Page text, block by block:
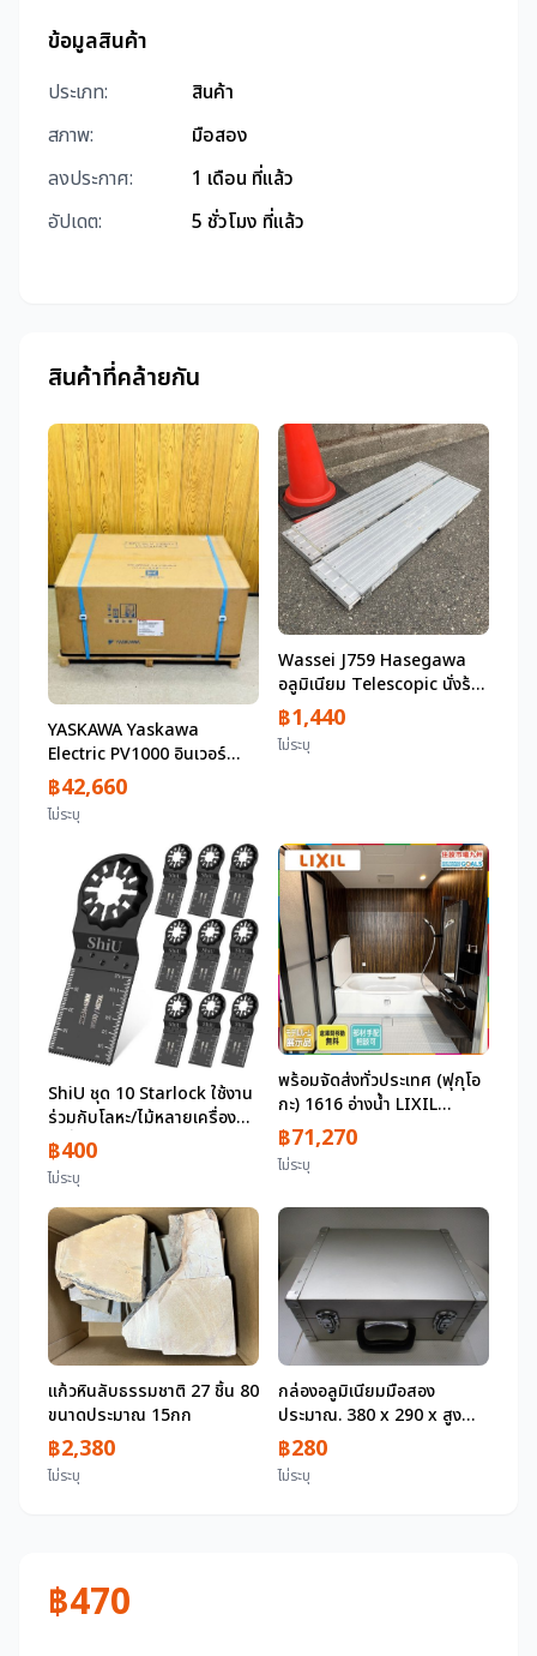
ข้อมูลสินค้า
ประเภท:
สินค้า
สภาพ:
มือสอง
ลงประกาศ:
1 เดือน ที่แล้ว
อัปเดต:
5 ชั่วโมง ที่แล้ว
สินค้าที่คล้ายกัน
YASKAWA Yaskawa
Electric PV1000 อินเวอร์
เตอร์พลังงานแสงอาทิตย์
หมายเลขรุ่น: CEPT-
P1AAB010BMC
฿42,660
ไม่ระบุ
Wassei J759 Hasegawa
อลูมิเนียม Telescopic นั่งร้าน
บอร์ด Slide Pit SSP-120
โหลดการทำงาน 100 กก.
ความยาวรวม 2000 มม. ความ
฿1,440
ไม่ระบุ
ShiU ชุด 10 Starlock ใช้งาน
ร่วมกับโลหะ/ไม้หลายเครื่องมือ
เปลี่ยนใบมีดใช้งานร่วมกับ
Makita Bosch Bosch
Hikoki Hitachi Hikoki
tm52d tm52dz
฿400
ไม่ระบุ
พร้อมจัดส่งทั่วประเทศ (ฟุกุโอ
กะ) 1616 อ่างน้ำ LIXIL
Redea Shower/Thermo S/
พร้อมท่อระบายน้ำสำหรับบ้าน
เดี่ยว Model R สินค้าติดตั้ง
จอแสดงผล AB68_Sc
฿71,270
ไม่ระบุ
แก้วหินลับธรรมชาติ 27 ชิ้น 80
ขนาดประมาณ 15กก
฿2,380
ไม่ระบุ
กล่องอลูมิเนียมมือสอง
ประมาณ. 380 x 290 x สูง
160 มม. (A-48)
฿280
ไม่ระบุ
฿470